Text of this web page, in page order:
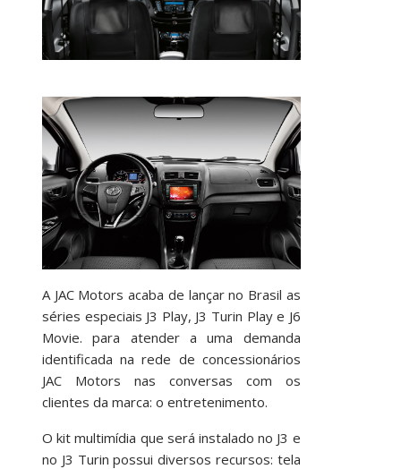
A JAC Motors acaba de lançar no Brasil as
séries especiais J3 Play, J3 Turin Play e J6
Movie. para atender a uma demanda
identificada na rede de concessionários
JAC Motors nas conversas com os
clientes da marca: o entretenimento.
O kit multimídia que será instalado no J3 e
no J3 Turin possui diversos recursos: tela